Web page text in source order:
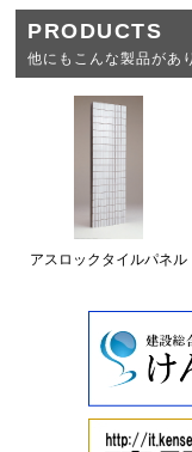
PRODUCTS
他にもこんな製品があ
アスロックタイルパネル